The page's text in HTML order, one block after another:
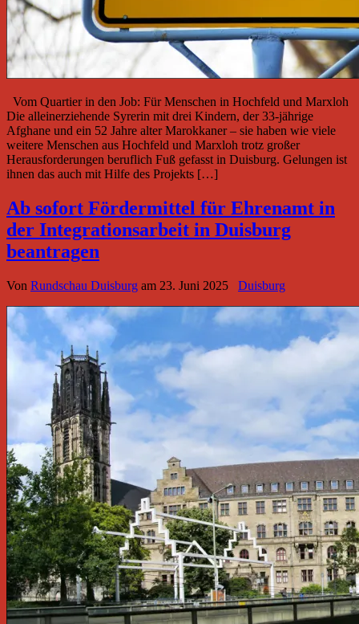
Vom Quartier in den Job: Für Menschen in Hochfeld und Marxloh
Die alleinerziehende Syrerin mit drei Kindern, der 33-jährige
Afghane und ein 52 Jahre alter Marokkaner – sie haben wie viele
weitere Menschen aus Hochfeld und Marxloh trotz großer
Herausforderungen beruflich Fuß gefasst in Duisburg. Gelungen ist
ihnen das auch mit Hilfe des Projekts […]
Ab sofort Fördermittel für Ehrenamt in
der Integrationsarbeit in Duisburg
beantragen
Von Rundschau Duisburg am 23. Juni 2025 Duisburg